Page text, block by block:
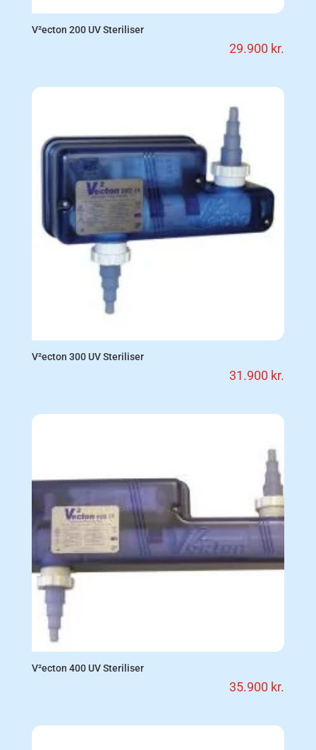
V²ecton 200 UV Steriliser
29.900 kr.
V²ecton 300 UV Steriliser
31.900 kr.
V²ecton 400 UV Steriliser
35.900 kr.